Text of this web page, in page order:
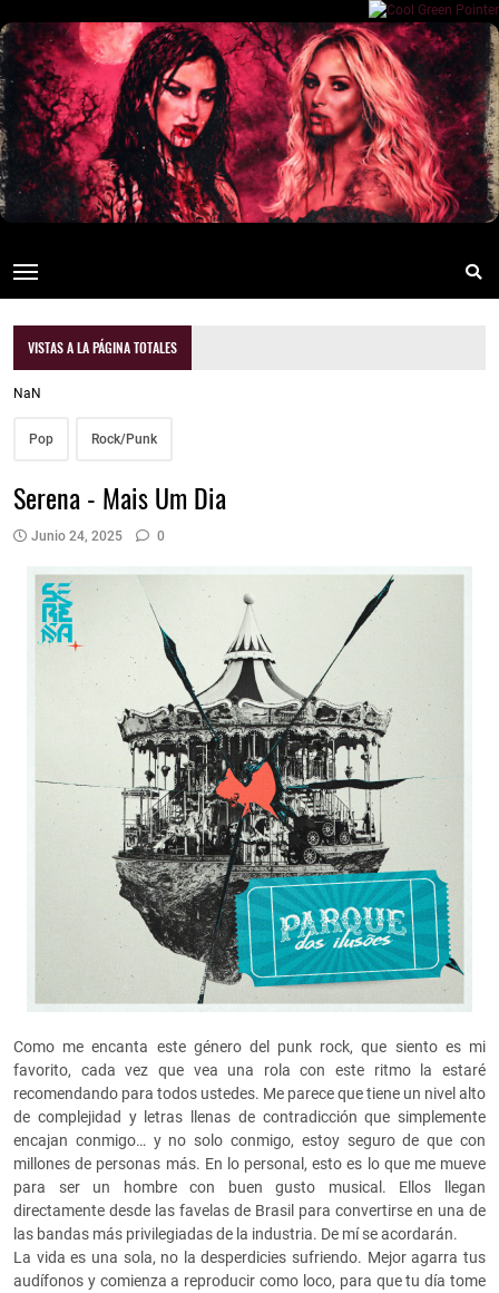
VISTAS A LA PÁGINA TOTALES
NaN
Pop Rock/Punk
Serena - Mais Um Dia
Junio 24, 2025 0
Como me encanta este género del punk rock, que siento es mi
favorito, cada vez que vea una rola con este ritmo la estaré
recomendando para todos ustedes. Me parece que tiene un nivel alto
de complejidad y letras llenas de contradicción que simplemente
encajan conmigo… y no solo conmigo, estoy seguro de que con
millones de personas más. En lo personal, esto es lo que me mueve
para ser un hombre con buen gusto musical. Ellos llegan
directamente desde las favelas de Brasil para convertirse en una de
las bandas más privilegiadas de la industria. De mí se acordarán.
La vida es una sola, no la desperdicies sufriendo. Mejor agarra tus
audífonos y comienza a reproducir como loco, para que tu día tome